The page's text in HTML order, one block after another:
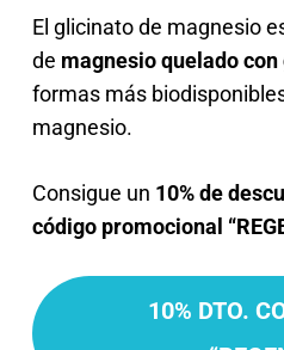
El glicinato de magnesio
de magnesio quelado
formas más
magnesio.
Consigue un 10% de
código promocional
10% DTO.